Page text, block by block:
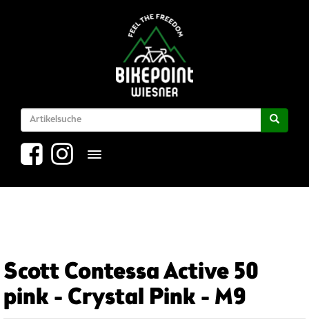
Toggle navigation
Scott Contessa Active 50
pink - Crystal Pink - M9